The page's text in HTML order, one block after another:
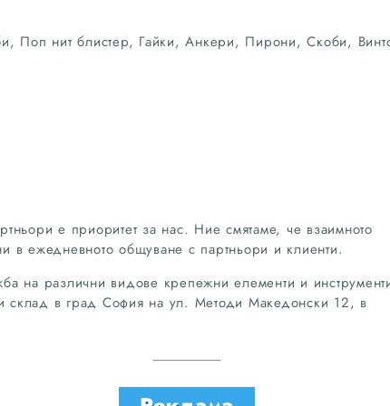
Поп нит блистер, Гайки, Анкери, Пирони, Скоби,
е приоритет за нас. Ние смятаме, че взаимното
в ежедневното общуване с партньори и клиенти.
на различни видове крепежни елементи и
и склад в град София на ул. Методи Македонски 12, в